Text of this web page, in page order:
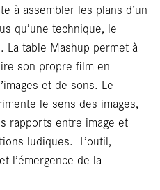
à assembler les plans d’un
qu’une technique, le
La table Mashup permet à
son propre film en
et de sons. Le
le sens des images,
rapports entre image et
ludiques. L’outil,
l’émergence de la